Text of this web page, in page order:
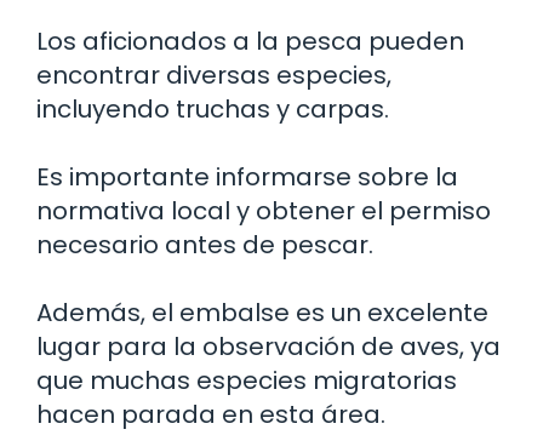
Los aficionados a la pesca pueden
encontrar diversas especies,
incluyendo truchas y carpas.
Es importante informarse sobre la
normativa local y obtener el permiso
necesario antes de pescar.
Además, el embalse es un excelente
lugar para la observación de aves, ya
que muchas especies migratorias
hacen parada en esta área.